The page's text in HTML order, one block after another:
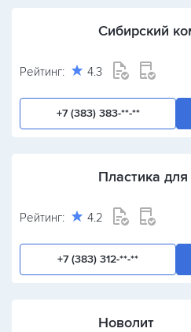
Сибирский
Рейтинг: 4.3
+7 (383) 383-**-**
Пластика
Рейтинг: 4.2
+7 (383) 312-**-**
Новолит